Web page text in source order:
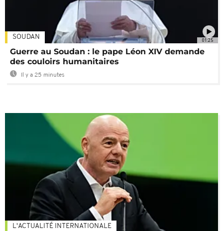
01:25
SOUDAN
Guerre au Soudan : le pape Léon XIV demande
des couloirs humanitaires
Il y a 25 minutes
L'ACTUALITÉ INTERNATIONALE